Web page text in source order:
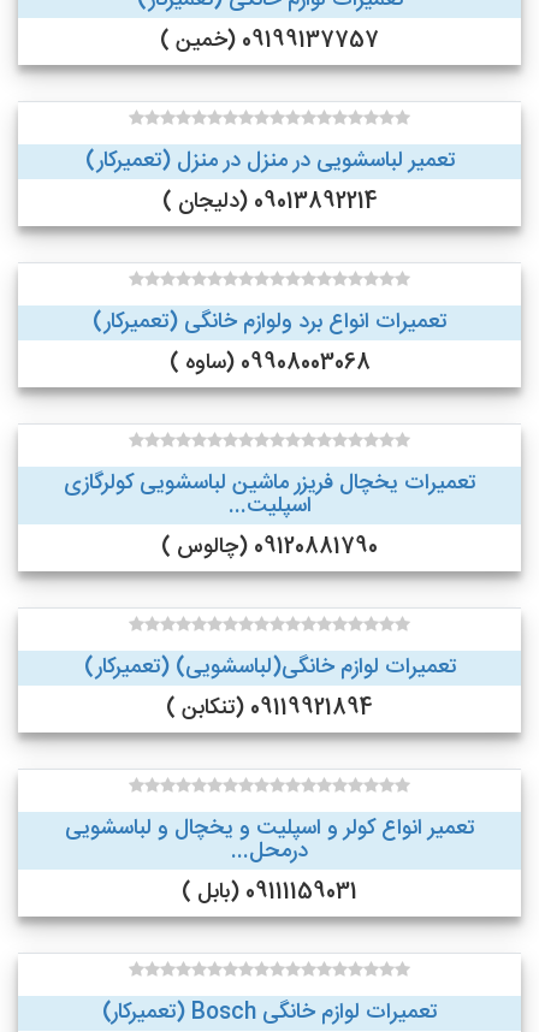
09199137757 (خمین )
تعمیر لباسشویی در منزل در منزل (تعمیرکار)
09013892214 (دلیجان )
تعمیرات انواع برد ولوازم خانگی (تعمیرکار)
09908003068 (ساوه )
تعمیرات یخچال فریزر ماشین لباسشویی کولرگازی
اسپلیت...
09120881790 (چالوس )
تعمیرات لوازم خانگی(لباسشویی) (تعمیرکار)
09119921894 (تنکابن )
تعمیر انواع کولر و اسپلیت و یخچال و لباسشویی
درمحل...
09111159031 (بابل )
تعمیرات لوازم خانگی Bosch (تعمیرکار)